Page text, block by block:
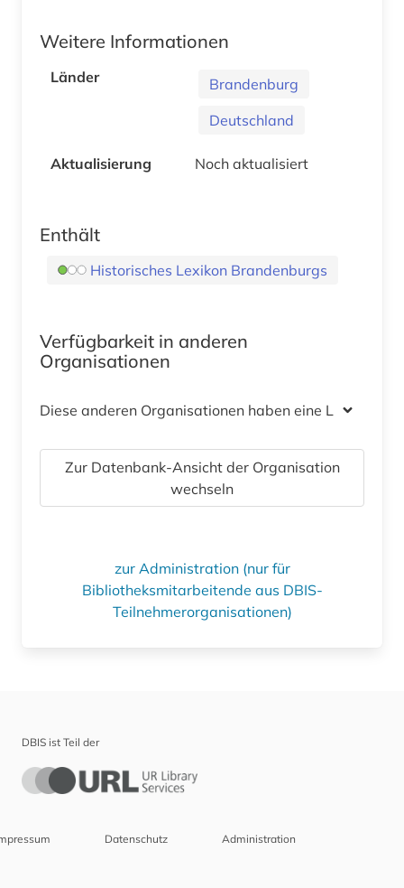
Weitere Informationen
Länder
Brandenburg
Deutschland
Aktualisierung Noch aktualisiert
Enthält
Historisches Lexikon Brandenburgs
Verfügbarkeit in anderen
Organisationen
Diese anderen Organisationen haben eine Lizenz
Zur Datenbank-Ansicht der Organisation
wechseln
zur Administration (nur für
Bibliotheksmitarbeitende aus DBIS-
Teilnehmerorganisationen)
DBIS ist Teil der
Datenschutz Administration